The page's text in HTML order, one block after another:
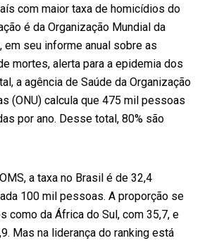
com maior taxa de homicídios do
é da Organização Mundial da
em seu informe anual sobre as
mortes, alerta para a epidemia dos
a agência de Saúde da Organização
(ONU) calcula que 475 mil pessoas
por ano. Desse total, 80% são
a taxa no Brasil é de 32,4
100 mil pessoas. A proporção se
como da África do Sul, com 35,7, e
Mas na liderança do ranking está